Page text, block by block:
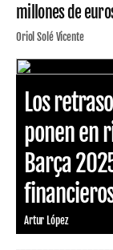
millones de
Oriol Solé Vicente
Los
ponen en
Barça
Artur López